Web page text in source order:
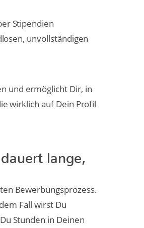
Stipendien
unvollständigen
und ermöglicht Dir, in
wirklich auf Dein Profil
lange,
Bewerbungsprozess.
Fall wirst Du
Stunden in Deinen